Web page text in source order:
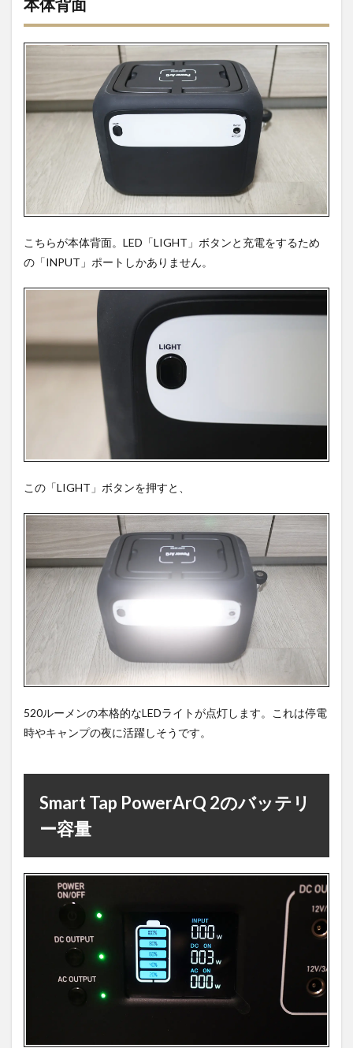
本体背面
こちらが本体背面。LED「LIGHT」ボタンと充電をするため
の「INPUT」ポートしかありません。
この「LIGHT」ボタンを押すと、
520ルーメンの本格的なLEDライトが点灯します。これは停電
時やキャンプの夜に活躍しそうです。
Smart Tap PowerArQ 2のバッテリ
ー容量